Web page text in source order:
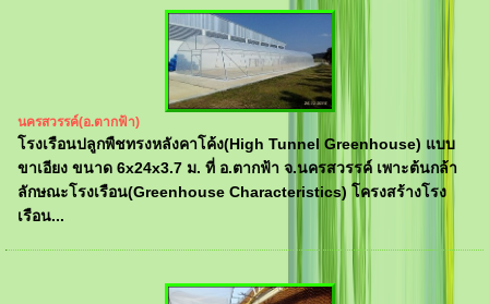
นครสวรรค์(อ.ตากฟ้า)
โรงเรือนปลูกพืชทรงหลังคาโค้ง(High Tunnel Greenhouse) แบบ
ขาเอียง ขนาด 6x24x3.7 ม. ที่ อ.ตากฟ้า จ.นครสวรรค์ เพาะต้นกล้า
ลักษณะโรงเรือน(Greenhouse Characteristics) โครงสร้างโรง
เรือน...